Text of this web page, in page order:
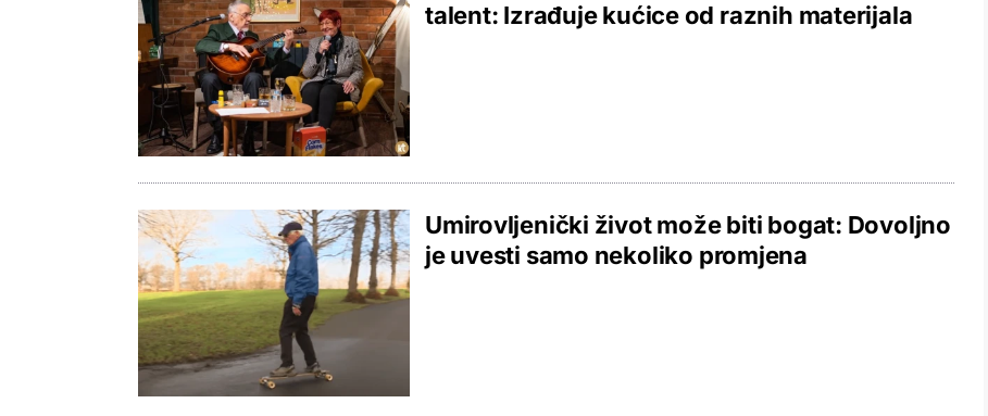
talent: Izrađuje kućice od raznih materijala
Umirovljenički život može biti bogat: Dovoljno
je uvesti samo nekoliko promjena